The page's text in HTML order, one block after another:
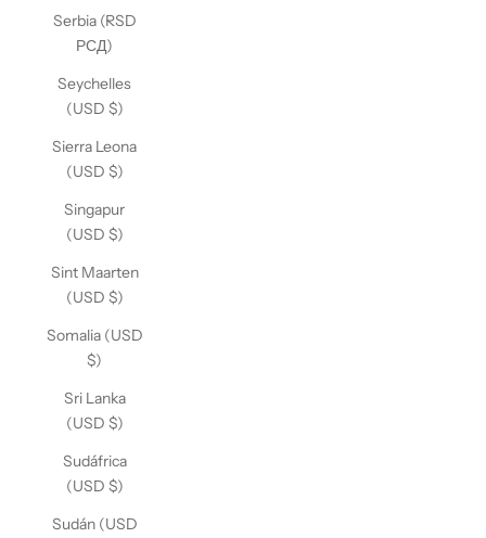
Serbia (RSD
РСД)
Seychelles
(USD $)
Sierra Leona
(USD $)
Singapur
(USD $)
Sint Maarten
(USD $)
Somalia (USD
$)
Sri Lanka
(USD $)
Sudáfrica
(USD $)
Sudán (USD